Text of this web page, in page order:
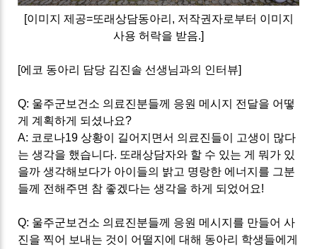
[이미지 제공=또래상담동아리, 저작권자로부터 이미지
사용 허락을 받음.]
[에코 동아리 담당 김진솔 선생님과의 인터뷰]
Q: 울주군보건소 의료진분들께 응원 메시지 전달을 어떻
게 계획하게 되셨나요?
A: 코로나19상황이 길어지면서 의료진들이 고생이 많다
는 생각을 했습니다. 또래상담자와 할 수 있는 게 뭐가 있
을까 생각해보다가 아이들의 밝고 명랑한 에너지를 그분
들께 전해주면 참 좋겠다는 생각을 하게 되었어요!
Q: 울주군보건소 의료진분들께 응원 메시지를 만들어 사
진을 찍어 보내는 것이 어떨지에 대해 동아리 학생들에게